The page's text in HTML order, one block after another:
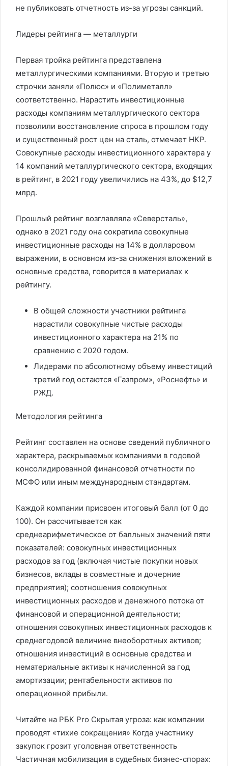
не публиковать отчетность из-за угрозы санкций.
Лидеры рейтинга — металлурги
Первая тройка рейтинга представлена
металлургическими компаниями. Вторую и третью
строчки заняли «Полюс» и «Полиметалл»
соответственно. Нарастить инвестиционные
расходы компаниям металлургического сектора
позволили восстановление спроса в прошлом году
и существенный рост цен на сталь, отмечает НКР.
Совокупные расходы инвестиционного характера у
14 компаний металлургического сектора, входящих
в рейтинг, в 2021 году увеличились на 43%, до $12,7
млрд.
Прошлый рейтинг возглавляла «Северсталь»,
однако в 2021 году она сократила совокупные
инвестиционные расходы на 14% в долларовом
выражении, в основном из-за снижения вложений в
основные средства, говорится в материалах к
рейтингу.
В общей сложности участники рейтинга
нарастили совокупные чистые расходы
инвестиционного характера на 21% по
сравнению с 2020 годом.
Лидерами по абсолютному объему инвестиций
третий год остаются «Газпром», «Роснефть» и
РЖД.
Методология рейтинга
Рейтинг составлен на основе сведений публичного
характера, раскрываемых компаниями в годовой
консолидированной финансовой отчетности по
МСФО или иным международным стандартам.
Каждой компании присвоен итоговый балл (от 0 до
100). Он рассчитывается как
среднеарифметическое от балльных значений пяти
показателей: совокупных инвестиционных
расходов за год (включая чистые покупки новых
бизнесов, вклады в совместные и дочерние
предприятия); соотношения совокупных
инвестиционных расходов и денежного потока от
финансовой и операционной деятельности;
отношения совокупных инвестиционных расходов к
среднегодовой величине внеоборотных активов;
отношения инвестиций в основные средства и
нематериальные активы к начисленной за год
амортизации; рентабельности активов по
операционной прибыли.
Читайте на РБК Pro Скрытая угроза: как компании
проводят «тихие сокращения» Когда участнику
закупок грозит уголовная ответственность
Частичная мобилизация в судебных бизнес-спорах: